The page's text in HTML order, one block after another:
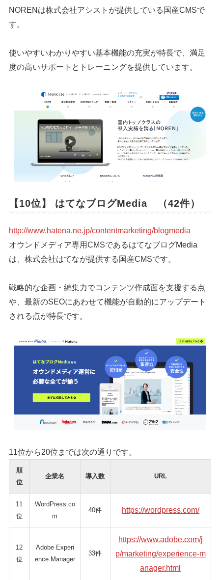
NORENは株式会社アシストが提供している国産CMSで
す。
使いやすいわかりやすい基本機能の充実が特長で、満足
度の高いサポートとトレーニングを提供しています。
【10位】 はてなブログMedia （42件）
http://www.hatena.ne.jp/contentmarketing/blogmedia
オウンドメディア専用CMSであるはてなブログMedia
は、株式会社はてなが提供する国産CMSです。
戦略的な企画・編集力でコンテンツ作成面を支援する点
や、最新のSEOにあわせて機能が自動的にアップデート
される点が特長です。
11位から20位までは次の通りです。
順
位
企業名 導入数 URL
11
位
WordPress.co
m
40件 https://wordpress.com/
12
位
Adobe Experi
ence Manager
33件
https://www.adobe.com/j
p/marketing/experience-m
anager.html